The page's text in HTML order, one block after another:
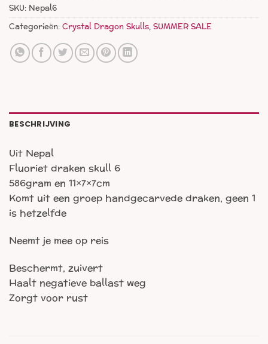
SKU: Nepal6
Categorieën:Crystal Dragon Skulls,SUMMER SALE
BESCHRIJVING
Uit Nepal
Fluoriet draken skull 6
586gram en 11×7×7cm
Komt uit een groep handgecarvede draken, geen 1
is hetzelfde
Neemt je mee op reis
Beschermt, zuivert
Haalt negatieve ballast weg
Zorgt voor rust